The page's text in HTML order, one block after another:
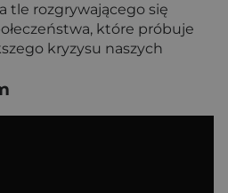
tle rozgrywającego się
które próbuje
kryzysu naszych